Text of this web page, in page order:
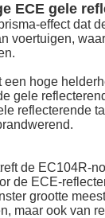
ECE gele
effect dat
voertuigen,
hoge
gele
reflecterende
de EC104R-
de ECE-
grootte
maar ook van